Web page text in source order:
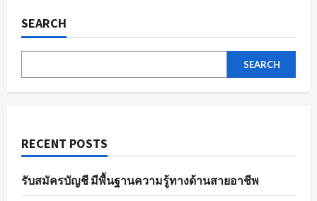
ใน
SEARCH
SEARCH
RECENT POSTS
รับสมัครบัญชี มีพื้นฐานความรู้ทางด้านสายอาชีพ